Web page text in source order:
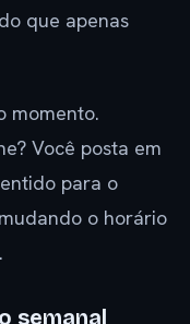
que apenas
momento.
Você posta em
para o
o horário
semanal